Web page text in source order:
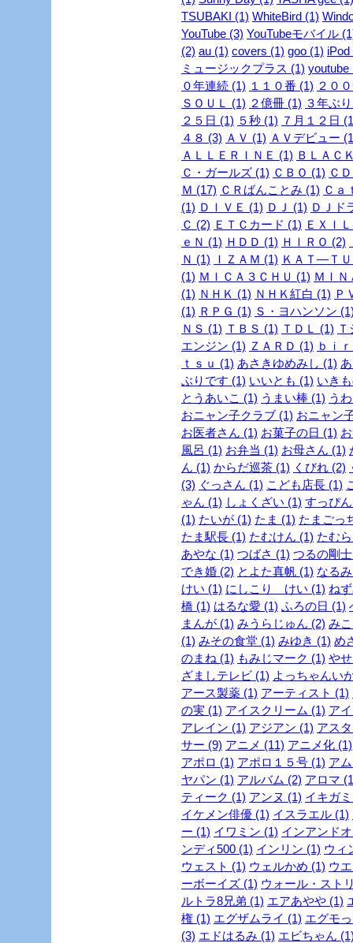
TSUBAKI (1) WhiteBird (1)
YouTube (3) YouTubeモバイル
(2) au (1) covers (1) goo (1) iPod
ミュージックプラス (1) youtube
０年連続 (1) １１０番 (1) ２０
ＳＯＵＬ (1) ２億冊 (1) ３年ぶ
２５日 (1) ５秒 (1) ７月１２日
４８ (3) ＡＶ (1) ＡＶデビュー
ＡＬＬＥＲＩＮＥ (1) ＢＬＡＣ
Ｃ・ガールズ (1) ＣＢＯ (1) Ｃ
Ｍ (17) ＣＲばんことみ (1) Ｃａ
(1) ＤＩＶＥ (1) ＤＪ (1) ＤＪド
Ｃ (2) ＥＴＣカード (1) ＥＸＩ
ｅＮ (1) ＨＤＤ (1) ＨＩＲＯ (2)
Ｎ (1)
ＩＺＡＭ (1) ＫＡＴ―Ｔ
(1) ＭＩＣＡ３ＣＨＵ (1) ＭＩＮ
(1) ＮＨＫ (1) ＮＨＫ紅白 (1) Ｐ
(1) ＲＰＧ (1) Ｓ・ヨハンソン
ＮＳ (1) ＴＢＳ (1) ＴＤＬ (1)
エンジン (1) ＺＡＲＤ (1) ｂｉ
ｔｓｕ (1) あさきゆめみし (1)
ぶりです (1) いいとも (1) いき
とうあいこ (1) うまい棒 (1) う
おニャン子クラブ (1) おニャン
お医者さん (1) お菓子の日 (1)
風呂 (1) お弁当 (1) お母さん (1)
ん (1) からだ巡茶 (1) くびれ (2)
(3) ぐっさん (1) こども店長 (1)
ゃん (1) しょくざい (1) すっぴ
(1) たいが (1) たま (1) たまごっ
たま駅長 (1) たむけん (1) たむ
あやな (1) つばさ (1) つるの剛
でき婚 (2) とよた真帆 (1) なる
けい (1) にしこり けい (1) ね
橋 (1) はるな愛 (1) ふろの日 (1)
まんが (1) みうらじゅん (2) み
(1) みその食堂 (1) みゆき (1) め
のまね (1) もみじマーク (1) や
ざましテレビ (1) よっちゃんい
アース製薬 (1) アーティスト (1)
の実 (1) アイスクリーム (1) ア
アレイン (1) アジアン (1) アス
サー (9) アニメ (11) アニメ化 (1)
アポロ (1) アポロ１５号 (1) ア
ヤパン (1) アルバム (2) アロマ
ティーク (1) アンヌ (1) イキガ
イケメン俳優 (1) イスラエル (1)
ー (1) イワミン (1) インアンド
ンディ500 (1) インリン (1) ウィ
ウェスト (1) ウェルかめ (1) ウ
ーボーイズ (1) ウォール・スト
ルトラ8兄弟 (1) エアあやや (1)
権 (1) エグザムライ (1) エグモ
(3) エドはるみ (1) エビちゃん